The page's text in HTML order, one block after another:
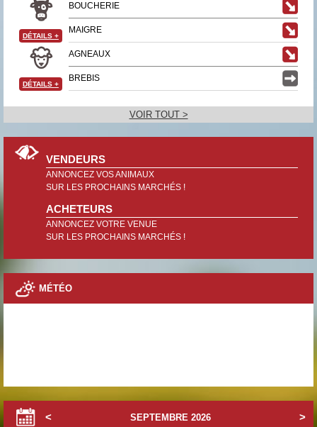
BOUCHERIE
MAIGRE
DÉTAILS +
AGNEAUX
BREBIS
DÉTAILS +
VOIR TOUT >
VENDEURS
ANNONCEZ VOS ANIMAUX
SUR LES PROCHAINS MARCHÉS !
ACHETEURS
ANNONCEZ VOTRE VENUE
SUR LES PROCHAINS MARCHÉS !
MÉTÉO
SEPTEMBRE 2026